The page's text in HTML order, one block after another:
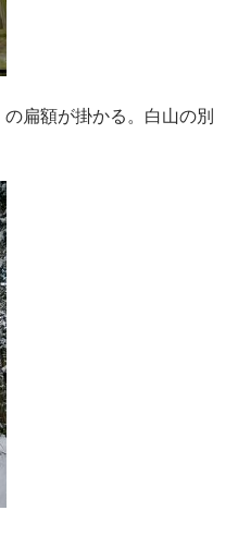
扁額が掛かる。白山の別